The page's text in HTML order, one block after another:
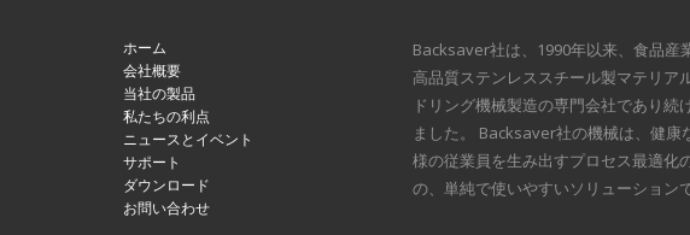
ホーム
会社概要
当社の製品
私たちの利点
ニュースとイベント
サポート
ダウンロード
お問い合わせ
Backsaver社は、1990年以来、食品産
高品質ステンレススチール製マテリア
ドリング機械製造の専門会社であり続
ました。 Backsaver社の機械は、健康
様の従業員を生み出すプロセス最適化
の、単純で使いやすいソリューションで